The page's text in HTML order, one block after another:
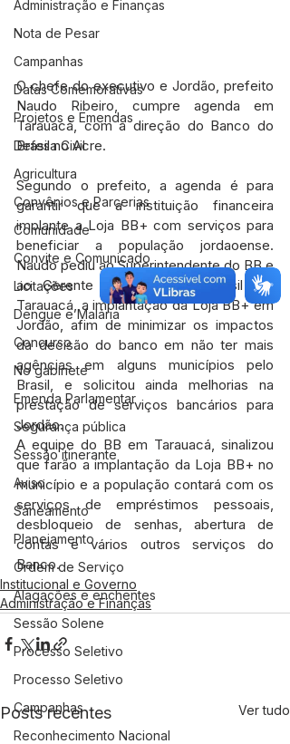
Administração e Finanças
Nota de Pesar
Campanhas
Datas Comemorativas
Projetos e Emendas
Defesa Civil
Agricultura
Convênios e Parcerias
Comunidade
Convite e Comunicado
Licitações
Dengue e Malária
Concurso
No gabinete
Emenda Parlamentar
Segurança pública
Sessão itinerante
Aviso
Saneamento
Planejamento
Ordem de Serviço
Alagações e enchentes
Sessão Solene
Processo Seletivo
Processo Seletivo
Campanhas
Reconhecimento Nacional
O chefe do executivo e Jordão, prefeito
Naudo Ribeiro, cumpre agenda em
Tarauacá, com a direção do Banco do
Brasil no Acre.
Segundo o prefeito, a agenda é para
garantir que a instituição financeira
implante a Loja BB+ com serviços para
beneficiar a população jordaoense.
Naudo pediu ao Superintendente do BB e
ao Gerente do Banco do Brasil em
Tarauacá, a implantação da Loja BB+ em
Jordão, afim de minimizar os impactos
da decisão do banco em não ter mais
agências em alguns municípios pelo
Brasil, e solicitou ainda melhorias na
prestação de serviços bancários para
Jordão.
A equipe do BB em Tarauacá, sinalizou
que farão a implantação da Loja BB+ no
município e a população contará com os
serviços de empréstimos pessoais,
desbloqueio de senhas, abertura de
contas e vários outros serviços do
Banco.
Institucional e Governo
Administração e Finanças
Posts recentes Ver tudo